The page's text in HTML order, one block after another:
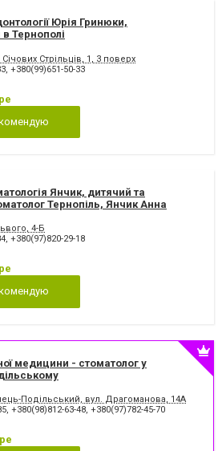
Панорамний знімок
Пломбування зубів
Чистка зубів
Юрія Гринюки,
в Тернополі
Стрільців, 1, 3 поверх
, +380(99)651-50-33
Янчик, дитячий та
Тернопіль, Янчик Анна
4-Б
, +380(97)820-29-18
медицини - стоматолог у
Подільський, вул. Драгоманова, 14А
, +380(98)812-63-48, +380(97)782-45-70